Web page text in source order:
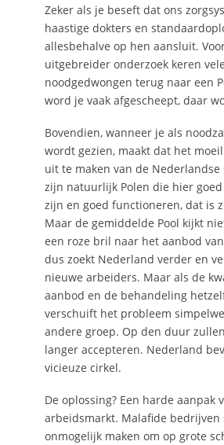
Zeker als je beseft dat ons
haastige dokters en
allesbehalve op hen aansluit.
uitgebreider onderzoek keren
noodgedwongen terug naar een
word je vaak afgescheept, daar
Bovendien, wanneer je als
wordt gezien, maakt dat het
uit te maken van de Nederlandse
zijn natuurlijk Polen die hier
zijn en goed functioneren, dat is
Maar de gemiddelde Pool kijkt
een roze bril naar het aanbod
dus zoekt Nederland verder en
nieuwe arbeiders. Maar als de
aanbod en de behandeling
verschuift het probleem
andere groep. Op den duur
langer accepteren. Nederland
vicieuze cirkel.
De oplossing? Een harde aanpak
arbeidsmarkt. Malafide
onmogelijk maken om op grote